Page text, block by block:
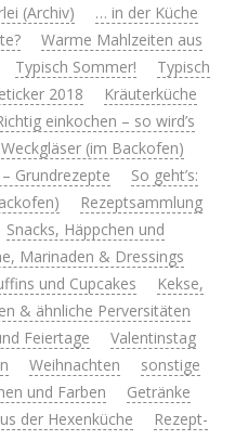
(Archiv)
… in der Küche
Warme Mahlzeiten aus
Typisch Sommer!
Typisch
2018
Kräuterküche
einkochen – so wird’s
(im Backofen)
Grundrezepte
So geht’s:
Rezeptsammlung
Snacks, Häppchen und
Marinaden & Dressings
und Cupcakes
Kekse,
& ähnliche Perversitäten
Feiertage
Valentinstag
Weihnachten
sonstige
und Farben
Getränke
der Hexenküche
Rezept-